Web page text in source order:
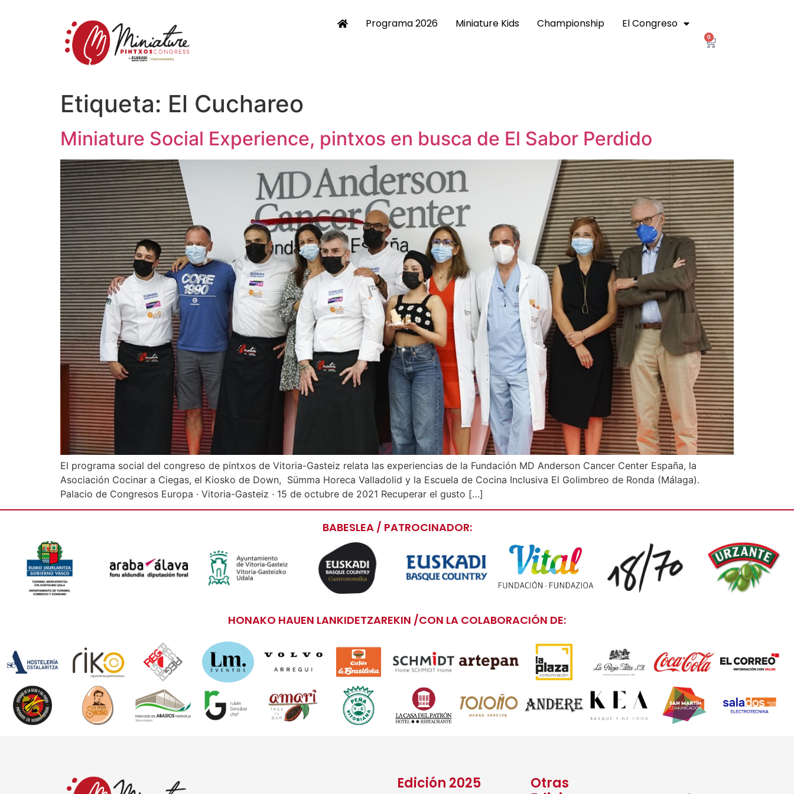
Programa 2026 Miniature Kids Championship El Congreso
0
Etiqueta: El Cuchareo
Miniature Social Experience, pintxos en busca de El Sabor Perdido
El programa social del congreso de pintxos de Vitoria-Gasteiz relata las experiencias de la Fundación MD Anderson Cancer Center España, la
Asociación Cocinar a Ciegas, el Kiosko de Down, Sümma Horeca Valladolid y la Escuela de Cocina Inclusiva El Golimbreo de Ronda (Málaga).
Palacio de Congresos Europa · Vitoria-Gasteiz · 15 de octubre de 2021 Recuperar el gusto […]
BABESLEA / PATROCINADOR:
HONAKO HAUEN LANKIDETZAREKIN /CON LA COLABORACIÓN DE:
Edición 2025
Otras